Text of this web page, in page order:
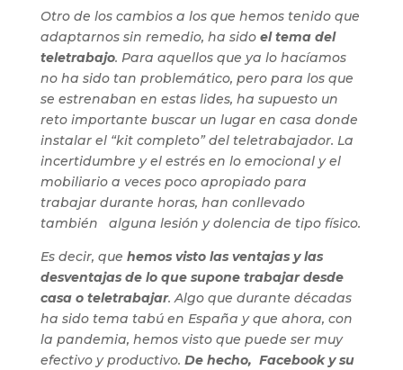
Otro de los cambios a los que hemos tenido que
adaptarnos sin remedio, ha sido el tema del
teletrabajo. Para aquellos que ya lo hacíamos
no ha sido tan problemático, pero para los que
se estrenaban en estas lides, ha supuesto un
reto importante buscar un lugar en casa donde
instalar el “kit completo” del teletrabajador. La
incertidumbre y el estrés en lo emocional y el
mobiliario a veces poco apropiado para
trabajar durante horas, han conllevado
también alguna lesión y dolencia de tipo físico.
Es decir, que hemos visto las ventajas y las
desventajas de lo que supone trabajar desde
casa o teletrabajar. Algo que durante décadas
ha sido tema tabú en España y que ahora, con
la pandemia, hemos visto que puede ser muy
efectivo y productivo. De hecho, Facebook y su